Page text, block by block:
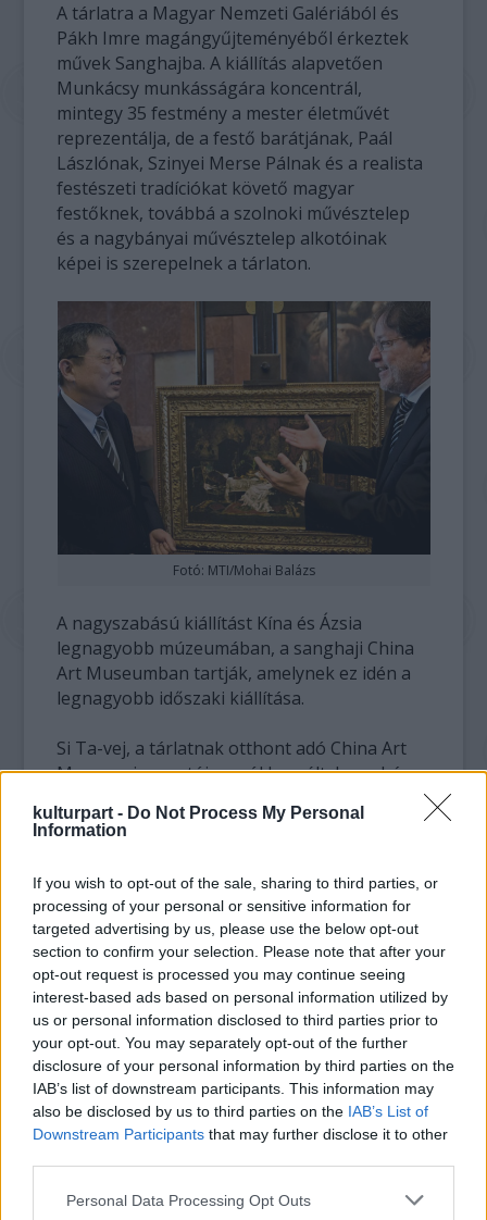
kulturpart - Do Not Process My Personal
Information
If you wish to opt-out of the sale, sharing to third parties, or
processing of your personal or sensitive information for
targeted advertising by us, please use the below opt-out
section to confirm your selection. Please note that after your
opt-out request is processed you may continue seeing
interest-based ads based on personal information utilized by
us or personal information disclosed to third parties prior to
your opt-out. You may separately opt-out of the further
disclosure of your personal information by third parties on the
IAB’s list of downstream participants. This information may
also be disclosed by us to third parties on the IAB’s List of
Downstream Participants that may further disclose it to other
Please note that this website/app uses one or more Google
Personal Data Processing Opt Outs
A tárlatra a Magyar Nemzeti Galériából és
Pákh Imre magángyűjteményéből érkeztek
művek Sanghajba. A kiállítás alapvetően
Munkácsy munkásságára koncentrál,
mintegy 35 festmény a mester életművét
reprezentálja, de a festő barátjának, Paál
Lászlónak, Szinyei Merse Pálnak és a realista
festészeti tradíciókat követő magyar
festőknek, továbbá a szolnoki művésztelep
és a nagybányai művésztelep alkotóinak
képei is szerepelnek a tárlaton.
Fotó: MTI/Mohai Balázs
A nagyszabású kiállítást Kína és Ázsia
legnagyobb múzeumában, a sanghaji China
Art Museumban tartják, amelynek ez idén a
legnagyobb időszaki kiállítása.
Si Ta-vej, a tárlatnak otthont adó China Art
Museum igazgatója arról beszélt, hogy bár a
képek száz évvel ezelőttiek, a mai napig nagy
hatásuk van és ez a két ország közötti nagy
A kiállítás négyéves előkészítő munka
eredményeként valósult meg. A sanghaji
szépművészeti múzeum korábbi vezetője, Li
Lej ragaszkodott ahhoz, hogy Sanghajba
hozza a Munkácsy-válogatást, amely az
eddigi legszínvonalasabb magyar
képzőművészeti megjelenés lett az
országban - mondta el az MTI-nek Révész
Ágota, a sanghaji magyar főkonzulátus
korábbi kulturális és oktatási
szakdiplomatája, nyárig az együttműködés fő
koordinátora.